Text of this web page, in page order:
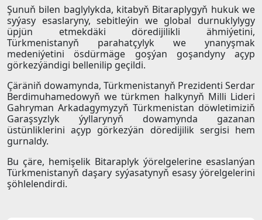
Şunuň bilen baglylykda, kitabyň Bitaraplygyň hukuk we
syýasy esaslaryny, sebitleýin we global durnuklylygy
üpjün etmekdäki döredijilikli ähmiýetini,
Türkmenistanyň parahatçylyk we ynanyşmak
medeniýetini ösdürmäge goşýan goşandyny açyp
görkezýändigi bellenilip geçildi.
Çäräniň dowamynda, Türkmenistanyň Prezidenti Serdar
Berdimuhamedowyň we türkmen halkynyň Milli Lideri
Gahryman Arkadagymyzyň Türkmenistan döwletimiziň
Garaşsyzlyk ýyllarynyň dowamynda gazanan
üstünliklerini açyp görkezýän döredijilik sergisi hem
gurnaldy.
Bu çäre, hemişelik Bitaraplyk ýörelgelerine esaslanýan
Türkmenistanyň daşary syýasatynyň esasy ýörelgelerini
şöhlelendirdi.